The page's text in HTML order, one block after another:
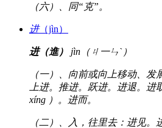
（六）、同“克”。
进（jìn）
进（進） jìn（ㄐ一ㄣˋ）
（一）、向前或向上移动、发
上进。推进。跃进。进退。进
xíng ）。进而。
（二）、入，往里去：进见。